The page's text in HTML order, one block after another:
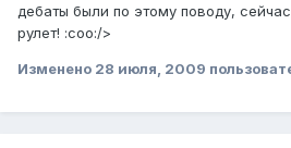
дебаты были по этому поводу,
рулет! :coo:/>
Изменено 28 июля, 2009